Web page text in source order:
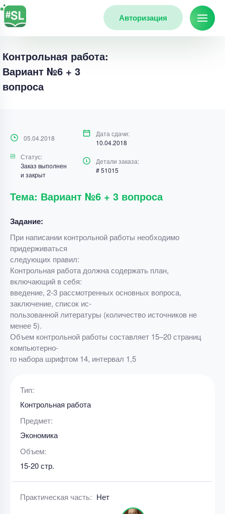
Авторизация
Контрольная работа:
Вариант №6 + 3
вопроса
05.04.2018
Дата сдачи:
10.04.2018
Статус:
Заказ выполнен
и закрыт
Детали заказа:
# 51015
Тема: Вариант №6 + 3 вопроса
Задание:
При написании контрольной работы необходимо
придерживаться
следующих правил:
Контрольная работа должна содержать план,
включающий в себя:
введение, 2-3 рассмотренных основных вопроса,
заключение, список ис-
пользованной литературы (количество источников не
менее 5).
Объем контрольной работы составляет 15–20 страниц
компьютерно-
го набора шрифтом 14, интервал 1,5
Тип:
Контрольная работа
Предмет:
Экономика
Объем:
15-20 стр.
Практическая часть: Нет